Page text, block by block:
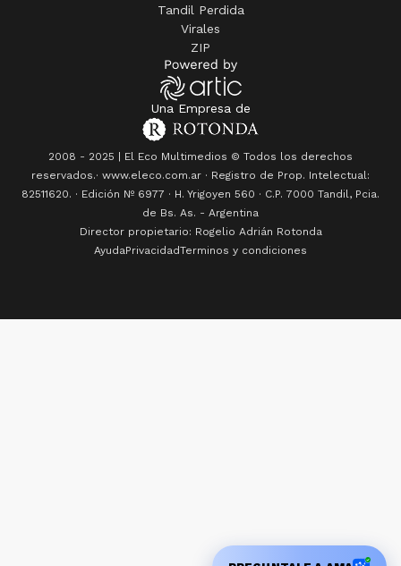
Tandil Perdida
Virales
ZIP
Una Empresa de
2008 - 2025 | El Eco Multimedios © Todos los derechos
reservados.· www.eleco.com.ar · Registro de Prop. Intelectual:
82511620. · Edición Nº 6977 · H. Yrigoyen 560 · C.P. 7000 Tandil, Pcia.
de Bs. As. - Argentina
Director propietario: Rogelio Adrián Rotonda
AyudaPrivacidadTerminos y condiciones